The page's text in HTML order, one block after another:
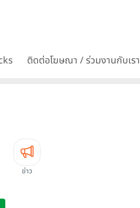
ติดต่อโฆษณา / ร่วมงานกับเรา
ข่าว